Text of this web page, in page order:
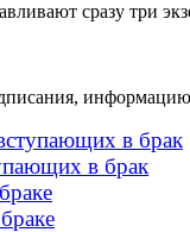
сразу три
в брак
в брак